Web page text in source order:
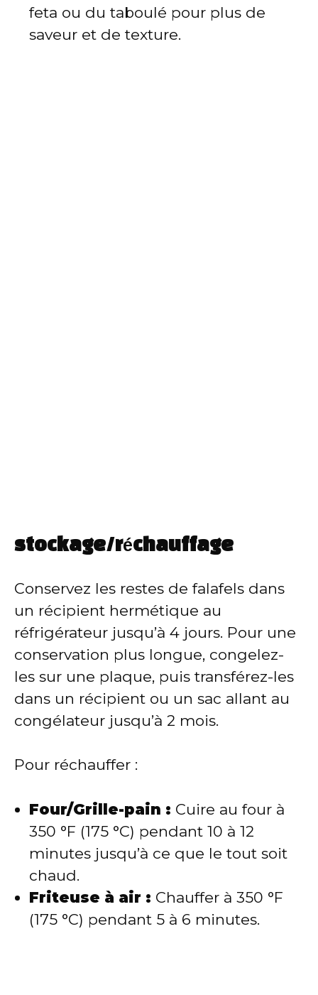
feta ou du taboulé pour plus de
saveur et de texture.
stockage/réchauffage
Conservez les restes de falafels dans
un récipient hermétique au
réfrigérateur jusqu’à 4 jours. Pour une
conservation plus longue, congelez-
les sur une plaque, puis transférez-les
dans un récipient ou un sac allant au
congélateur jusqu’à 2 mois.
Pour réchauffer :
Four/Grille-pain : Cuire au four à
350 °F (175 °C) pendant 10 à 12
minutes jusqu’à ce que le tout soit
chaud.
Friteuse à air : Chauffer à 350 °F
(175 °C) pendant 5 à 6 minutes.